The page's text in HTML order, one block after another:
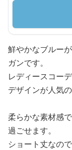
鮮やかなブルー
ガンです。
レディースコー
デザインが人気の
柔らかな素材感
過ごせます。
ショート丈なの